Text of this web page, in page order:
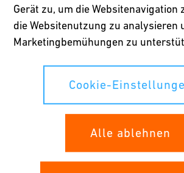
Unsere Richtlinien
Nutzungsbedingungen
Cookie-Einstellungen
Ihre Rechte
Gerät zu, um die Websitenavigation
die Websitenutzung zu analysieren
Marketingbemühungen zu
Cookie-
Alle ablehnen